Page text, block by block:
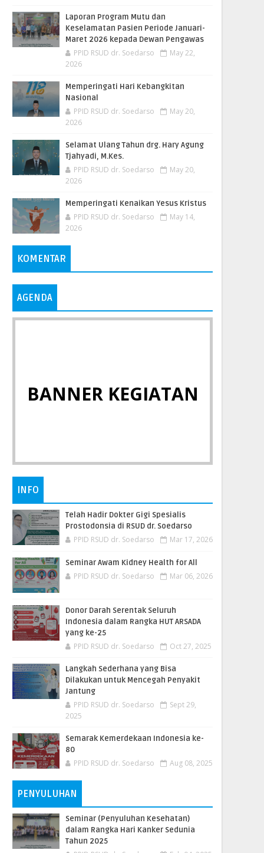
Laporan Program Mutu dan
Keselamatan Pasien Periode Januari-
Maret 2026 kepada Dewan Pengawas
PPID RSUD dr. Soedarso
May 22,
2026
Memperingati Hari Kebangkitan
Nasional
PPID RSUD dr. Soedarso
May 20,
2026
Selamat Ulang Tahun drg. Hary Agung
Tjahyadi, M.Kes.
PPID RSUD dr. Soedarso
May 20,
2026
Memperingati Kenaikan Yesus Kristus
PPID RSUD dr. Soedarso
May 14,
2026
KOMENTAR
AGENDA
BANNER KEGIATAN
INFO
Telah Hadir Dokter Gigi Spesialis
Prostodonsia di RSUD dr. Soedarso
PPID RSUD dr. Soedarso Mar 17, 2026
Seminar Awam Kidney Health for All
PPID RSUD dr. Soedarso Mar 06, 2026
Donor Darah Serentak Seluruh
Indonesia dalam Rangka HUT ARSADA
yang ke-25
PPID RSUD dr. Soedarso Oct 27, 2025
Langkah Sederhana yang Bisa
Dilakukan untuk Mencegah Penyakit
Jantung
PPID RSUD dr. Soedarso
Sept 29,
2025
Semarak Kemerdekaan Indonesia ke-
80
PPID RSUD dr. Soedarso Aug 08, 2025
PENYULUHAN
Seminar (Penyuluhan Kesehatan)
dalam Rangka Hari Kanker Sedunia
Tahun 2025